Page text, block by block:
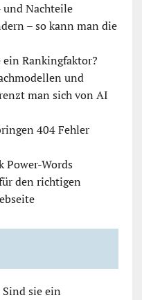
und Nachteile
– so kann man die
ein Rankingfaktor?
und
man sich von AI
404 Fehler
Power-Words
den richtigen
sie ein